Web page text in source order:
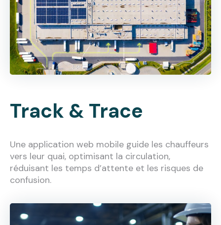
Track & Trace
Une application web mobile guide les chauffeurs
vers leur quai, optimisant la circulation,
réduisant les temps d’attente et les risques de
confusion.